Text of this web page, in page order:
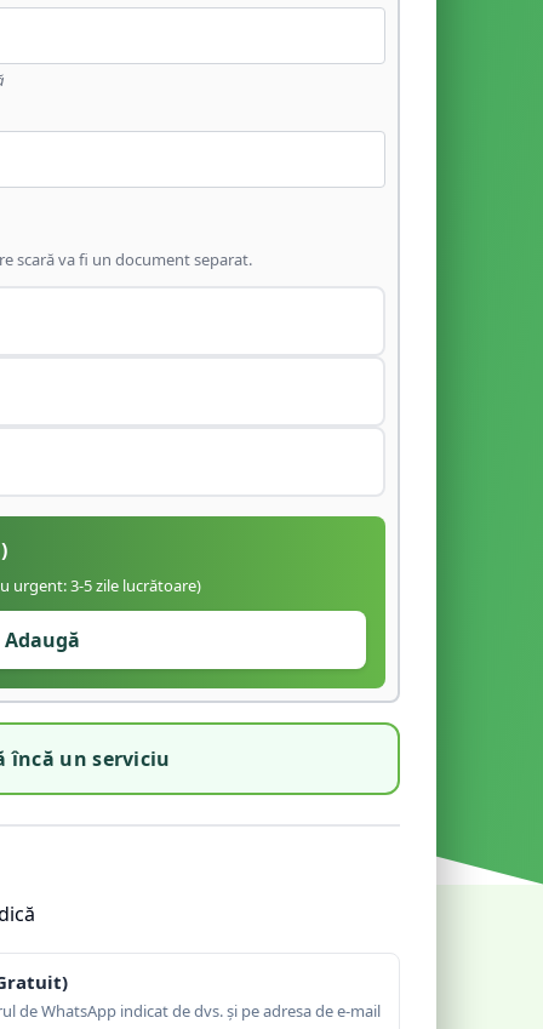
scară va fi un document separat.
urgent: 3-5 zile lucrătoare)
Adaugă
încă un serviciu
de WhatsApp indicat de dvs. și pe adresa de e-mail